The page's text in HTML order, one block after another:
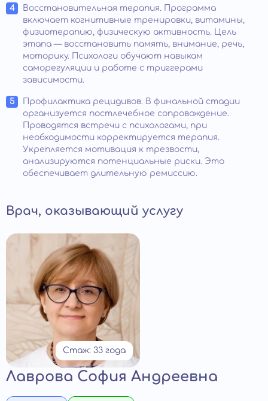
Восстановительная терапия. Программа
включает когнитивные тренировки, витамины,
физиотерапию, физическую активность. Цель
этапа — восстановить память, внимание, речь,
моторику. Психологи обучают навыкам
саморегуляции и работе с триггерами
зависимости.
Профилактика рецидивов. В финальной стадии
организуется постлечебное сопровождение.
Проводятся встречи с психологами, при
необходимости корректируется терапия.
Укрепляется мотивация к трезвости,
анализируются потенциальные риски. Это
обеспечивает длительную ремиссию.
Врач, оказывающий услугу
Стаж: 33 года
Лаврова София Андреевна